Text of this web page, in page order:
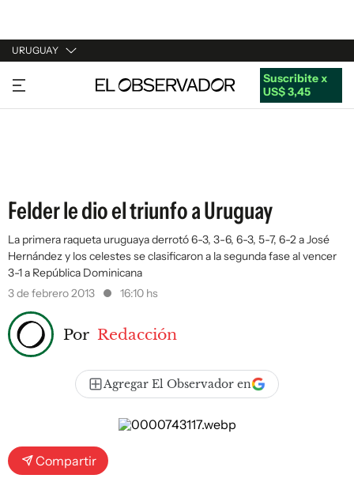
URUGUAY
URUGUAY
ARGENTINA
Suscribite x
US$ 3,45
Felder le dio el triunfo a Uruguay
La primera raqueta uruguaya derrotó 6-3, 3-6, 6-3, 5-7, 6-2 a José
Hernández y los celestes se clasificaron a la segunda fase al vencer
3-1 a República Dominicana
3 de febrero 2013
16:10 hs
Por Redacción
Agregar El Observador en
Compartir